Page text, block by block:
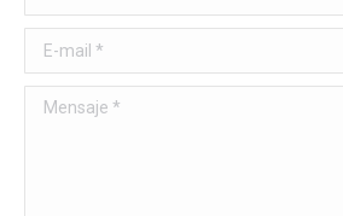
E-mail *
Mensaje *